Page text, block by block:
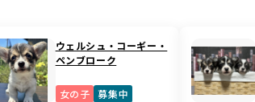
ウェルシュ・コーギー・
ペンブローク
女の子 募集中